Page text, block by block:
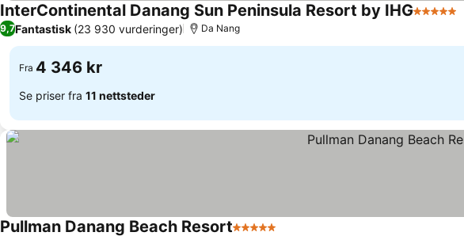
InterContinental Danang Sun Peninsula Resort by IHG5 Stjerner
9,7Fantastisk (23 930 vurderinger) Da Nang
Fra 4 346 kr
Se priser fra 11 nettsteder
Pullman Danang Beach Resort